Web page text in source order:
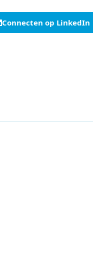
Connecten op LinkedIn